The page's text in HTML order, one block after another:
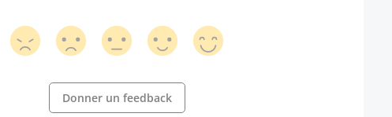
Donner un feedback